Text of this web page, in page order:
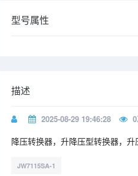
型号属性
描述
2025-08-29 19:46:28 0
降压转换器，升降压型转换器，
JW7115SA-1